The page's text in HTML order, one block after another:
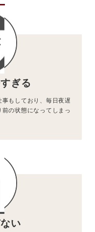
ぎる
もしており、毎日夜遅
の状態になってしまっ
い